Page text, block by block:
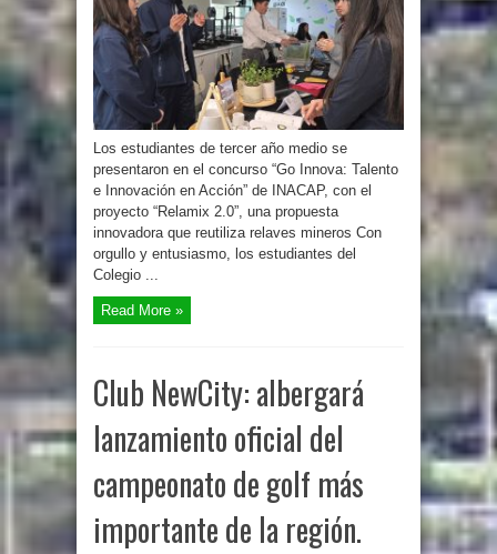
Los estudiantes de tercer año medio se
presentaron en el concurso “Go Innova: Talento
e Innovación en Acción” de INACAP, con el
proyecto “Relamix 2.0”, una propuesta
innovadora que reutiliza relaves mineros Con
orgullo y entusiasmo, los estudiantes del
Colegio ...
Read More »
Club NewCity: albergará
lanzamiento oficial del
campeonato de golf más
importante de la región.